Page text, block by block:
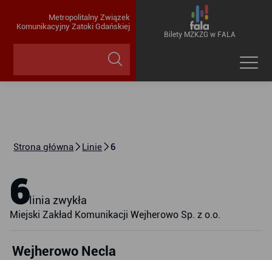
Metropolitalny Związek
Komunikacyjny Zatoki Gdańskiej
Bilety MZKZG w FALA
Strona główna Linie 6
6linia zwykła
Miejski Zakład Komunikacji Wejherowo Sp. z o.o.
Wejherowo Necla